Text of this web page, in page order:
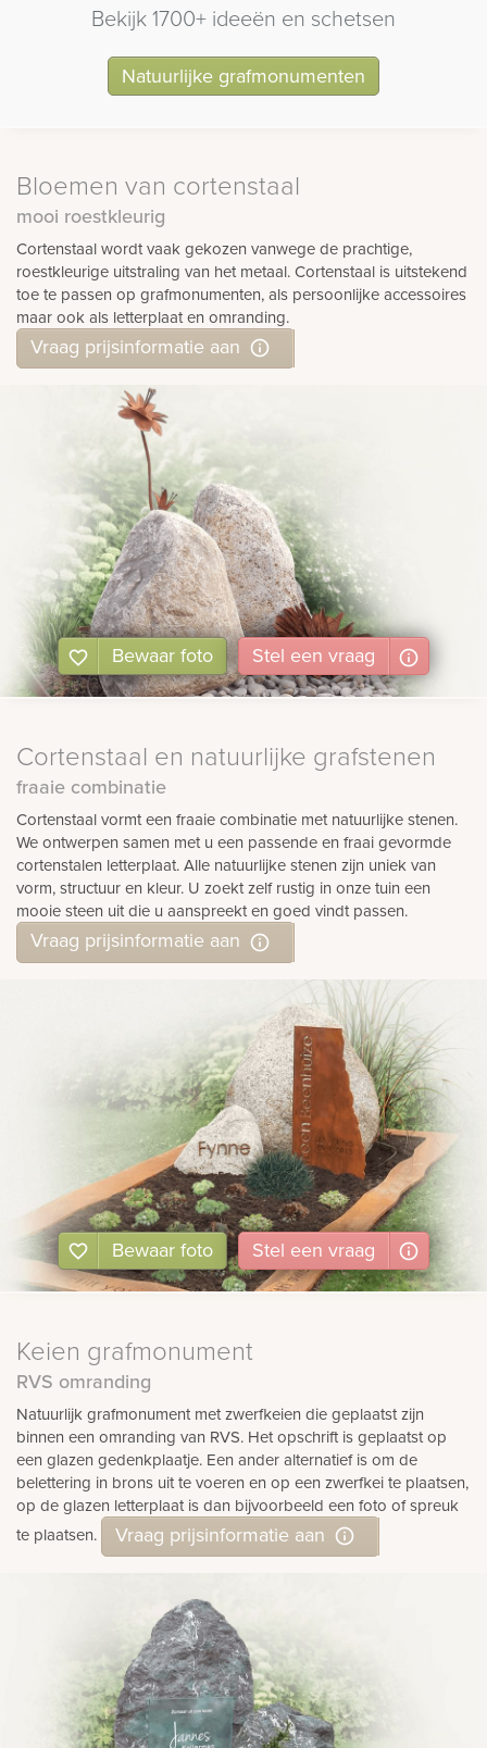
Bekijk 1700+ ideeën en schetsen
Natuurlijke grafmonumenten
Bloemen van cortenstaal
mooi roestkleurig
Cortenstaal wordt vaak gekozen vanwege de prachtige,
roestkleurige uitstraling van het metaal. Cortenstaal is uitstekend
toe te passen op grafmonumenten, als persoonlijke accessoires
maar ook als letterplaat en omranding.
Vraag prijsinformatie aan
Bewaar foto Stel een vraag
Cortenstaal en natuurlijke grafstenen
fraaie combinatie
Cortenstaal vormt een fraaie combinatie met natuurlijke stenen.
We ontwerpen samen met u een passende en fraai gevormde
cortenstalen letterplaat. Alle natuurlijke stenen zijn uniek van
vorm, structuur en kleur. U zoekt zelf rustig in onze tuin een
mooie steen uit die u aanspreekt en goed vindt passen.
Vraag prijsinformatie aan
Bewaar foto Stel een vraag
Keien grafmonument
RVS omranding
Natuurlijk grafmonument met zwerfkeien die geplaatst zijn
binnen een omranding van RVS. Het opschrift is geplaatst op
een glazen gedenkplaatje. Een ander alternatief is om de
belettering in brons uit te voeren en op een zwerfkei te plaatsen,
op de glazen letterplaat is dan bijvoorbeeld een foto of spreuk
te plaatsen.
Vraag prijsinformatie aan